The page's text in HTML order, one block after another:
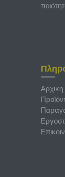
Αρχικη